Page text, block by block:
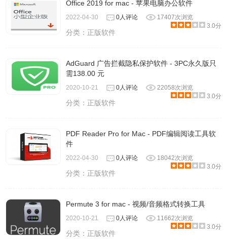
Office 2019 for mac - 苹果电脑办公软件
2022-04-30 0人评论
17407次浏览
3.0分
分类： 正版软件
AdGuard 广告拦截隐私保护软件 - 3PC永久版只
需138.00 元
2020-10-21 0人评论
22058次浏览
3.0分
分类： 正版软件
PDF Reader Pro for Mac - PDF编辑阅读工具软
件
2022-04-30 0人评论
18042次浏览
3.0分
分类： 正版软件
Permute 3 for mac - 视频/音频格式转换工具
2020-10-21 0人评论
11662次浏览
3.0分
分类： 正版软件